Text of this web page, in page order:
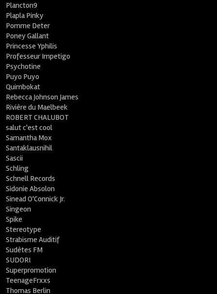
Plancton9
Plapla Pinky
Pomme Deter
Poney Gallant
Princesse Yphilis
Professeur Impetigo
Psychotine
Puyo Puyo
Quimbokat
Rebecca Johnson James
Rivière du Maelbeek
ROBERT CHALUBOT
salut c'est cool
Samantha Mox
Santaklausnihil
Sascii
Schling
Schnell Records
Sidonie Absolon
Sinead O'Connick Jr.
Singeon
Spike
Stereotype
Strabisme Auditif
Sudètes FM
SUDORI
Superpromotion
TeenageFrxxs
Thomas Berlin